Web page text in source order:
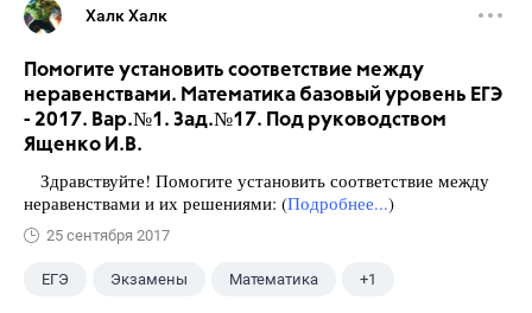
Халк Халк
Помогите установить соответствие между
неравенствами. Математика базовый уровень ЕГЭ
- 2017. Вар.№1. Зад.№17. Под руководством
Ященко И.В.
Здравствуйте! Помогите установить соответствие между
неравенствами и их решениями: (Подробнее...)
25 сентября 2017
ЕГЭ Экзамены Математика +1